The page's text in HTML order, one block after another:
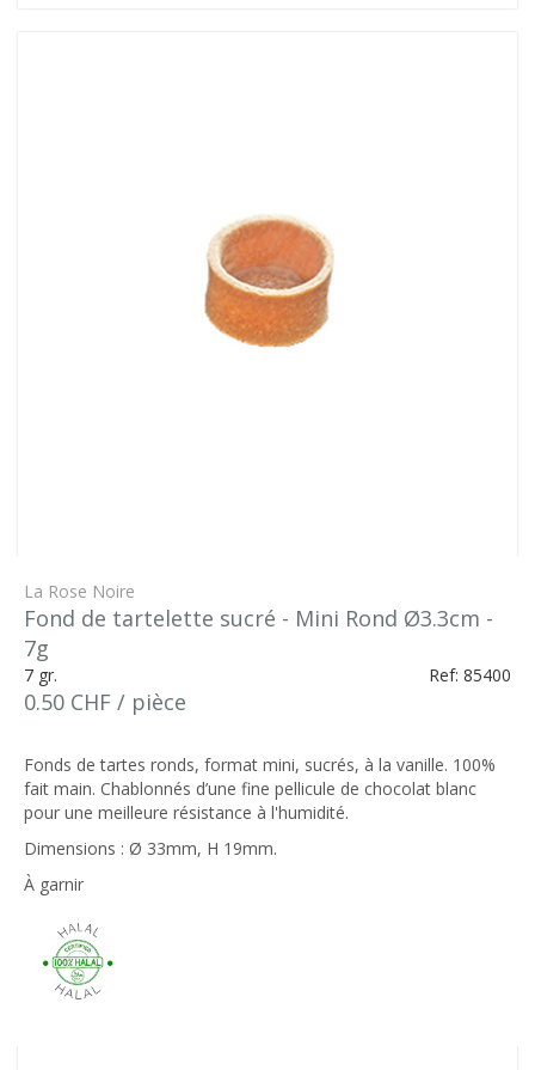
La Rose Noire
Fond de tartelette sucré - Mini Rond Ø3.3cm -
7g
7 gr. Ref: 85400
0.50 CHF / pièce
Fonds de tartes ronds, format mini, sucrés, à la vanille. 100%
fait main. Chablonnés d’une fine pellicule de chocolat blanc
pour une meilleure résistance à l'humidité.
Dimensions : Ø 33mm, H 19mm.
À garnir